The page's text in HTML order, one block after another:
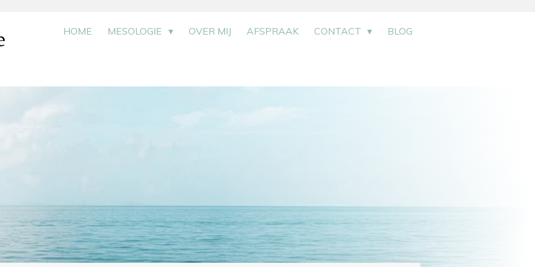
HOME MESOLOGIE OVER MIJ AFSPRAAK CONTACT BLOG